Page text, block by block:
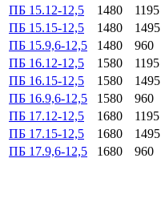
ПБ 15.12-12,5
1480 1195
ПБ 15.15-12,5
1480 1495
ПБ 15.9,6-12,5
1480 960
ПБ 16.12-12,5
1580 1195
ПБ 16.15-12,5
1580 1495
ПБ 16.9,6-12,5
1580 960
ПБ 17.12-12,5
1680 1195
ПБ 17.15-12,5
1680 1495
ПБ 17.9,6-12,5
1680 960